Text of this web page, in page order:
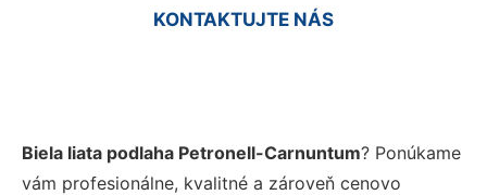
KONTAKTUJTE NÁS
Biela liata podlaha Petronell-Carnuntum? Ponúkame
vám profesionálne, kvalitné a zároveň cenovo